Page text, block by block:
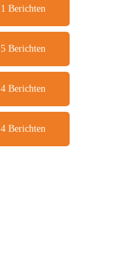
1 Berichten
5 Berichten
4 Berichten
4 Berichten